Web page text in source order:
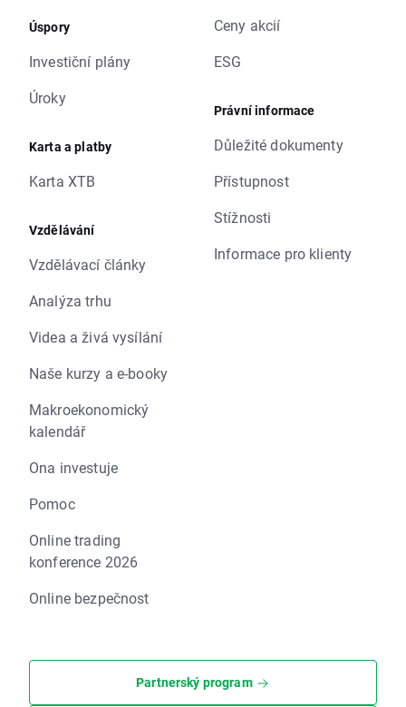
Úspory
Investiční plány
Úroky
Karta a platby
Karta XTB
Vzdělávání
Vzdělávací články
Analýza trhu
Videa a živá vysílání
Naše kurzy a e-booky
Makroekonomický
kalendář
Ona investuje
Pomoc
Online trading
konference 2026
Online bezpečnost
Ceny akcií
ESG
Právní informace
Důležité dokumenty
Přístupnost
Stížnosti
Informace pro klienty
Partnerský program